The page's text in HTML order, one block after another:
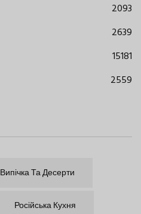
2093
2639
15181
2559
Випічка Та Десерти
Російська Кухня